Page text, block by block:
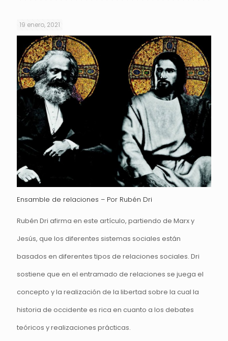
19 enero, 2021
Ensamble de relaciones – Por Rubén Dri
Rubén Dri afirma en este artículo, partiendo de Marx y
Jesús, que los diferentes sistemas sociales están
basados en diferentes tipos de relaciones sociales. Dri
sostiene que en el entramado de relaciones se juega el
concepto y la realización de la libertad sobre la cual la
historia de occidente es rica en cuanto a los debates
teóricos y realizaciones prácticas.